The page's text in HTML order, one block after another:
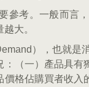
參考。一般而言
大。
），也就是
（一）產品具
格佔購買者收